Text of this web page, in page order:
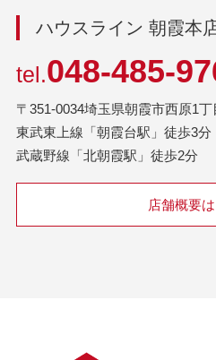
ハウスライン 朝霞本
tel.048-485-
〒351-0034埼玉県朝霞市西原1
東武東上線「朝霞台駅」徒歩3分
武蔵野線「北朝霞駅」徒歩2分
店舗概要